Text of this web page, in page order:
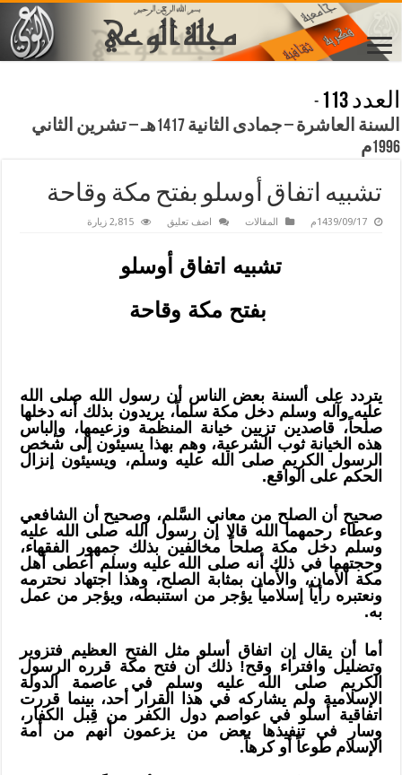
العدد 113
-
السنة العاشرة – جمادى الثانية 1417هـ – تشرين الثاني
1996م
تشبيه اتفاق أوسلو بفتح مكة وقاحة
1439/09/17م المقالات اضف تعليق 2,815 زيارة
تشبيه اتفاق أوسلو
بفتح مكة وقاحة
يتردد على ألسنة بعض الناس أن رسول الله صلى الله
عليه وآله وسلم دخل مكة سلماً، يريدون بذلك أنه دخلها
صلحاً، قاصدين تزيين خيانة المنظمة وزعيمها، وإلباس
هذه الخيانة ثوب الشرعية، وهم بهذا يسيئون إلى شخص
الرسول الكريم صلى الله عليه وسلم، ويسيئون إنزال
الحكم على الواقع.
صحيح أن الصلح من معاني السَّلم، وصحيح أن الشافعي
وعطاء رحمهما الله قالا إن رسول الله صلى الله عليه
وسلم دخل مكة صلحاً مخالفين بذلك جمهور الفقهاء،
وحجتهما في ذلك أنه صلى الله عليه وسلم أعطى أهل
مكة الأمان، والأمان بمثابة الصلح، وهذا اجتهاد نحترمه
ونعتبره رأياً إسلامياً يؤجر من استنبطه، ويؤجر من عمل
به.
أما أن يقال إن اتفاق أسلو مثل الفتح العظيم فتزوير
وتضليل وافتراء وقح! ذلك أن فتح مكة قرره الرسول
الكريم صلى الله عليه وسلم في عاصمة الدولة
الإسلامية ولم يشاركه في هذا القرار أحد، بينما قررت
اتفاقية أسلو في عواصم دول الكفر من قِبل الكفار،
وسار في تنفيذها بعض من يزعمون أنهم من أمة
الإسلام طوعاً أو كرهاً.